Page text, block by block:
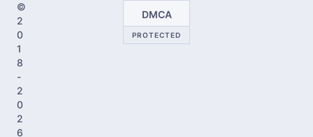
©
2
0
1
8
-
2
0
2
6
DMCA
PROTECTED